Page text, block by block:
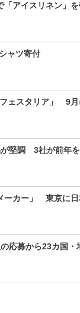
アイスリネン」
ャツ寄付
ェスタリア」 9
堅調 3社が前年
ーカー」 東京に
応募から23カ国・